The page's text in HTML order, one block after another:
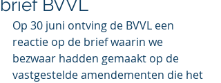
brief BVVL
Op 30 juni ontving de BVVL een
reactie op de brief waarin we
bezwaar hadden gemaakt op de
vastgestelde amendementen die het